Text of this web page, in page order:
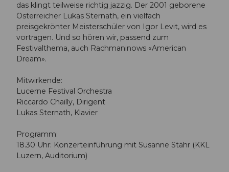
das klingt teilweise richtig jazzig. Der 2001 geborene
Österreicher Lukas Sternath, ein vielfach
preisgekrönter Meisterschüler von Igor Levit, wird es
vortragen. Und so hören wir, passend zum
Festivalthema, auch Rachmaninows «American
Dream».
Mitwirkende:
Lucerne Festival Orchestra
Riccardo Chailly, Dirigent
Lukas Sternath, Klavier
Programm:
18.30 Uhr: Konzerteinführung mit Susanne Stähr (KKL
Luzern, Auditorium)